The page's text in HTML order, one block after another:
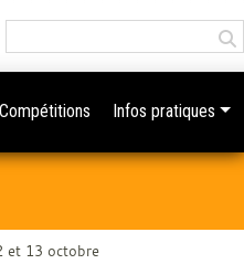
et 13 octobre
Compétitions Infos pratiques